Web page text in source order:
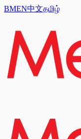
BMEN中文தமிழ்